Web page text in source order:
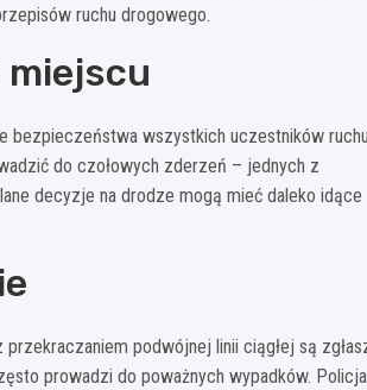
ruchu drogowego.
bezpieczeństwa wszystkich uczestników
do czołowych zderzeń – jednych z
decyzje na drodze mogą mieć daleko idące
podwójnej linii ciągłej są
prowadzi do poważnych wypadków. Policja